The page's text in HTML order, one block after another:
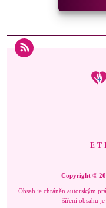
Copyright ©
Obsah je chráněn autorským
šíření obsahu je